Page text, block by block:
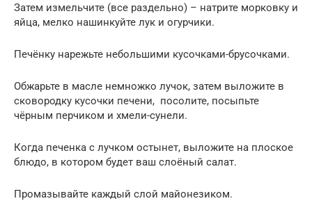
Затем измельчите (все раздельно) – натрите морковку и
яйца, мелко нашинкуйте лук и огурчики.
Печёнку нарежьте небольшими кусочками-брусочками.
Обжарьте в масле немножко лучок, затем выложите в
сковородку кусочки печени, посолите, посыпьте
чёрным перчиком и хмели-сунели.
Когда печенка с лучком остынет, выложите на плоское
блюдо, в котором будет ваш слоёный салат.
Промазывайте каждый слой майонезиком.